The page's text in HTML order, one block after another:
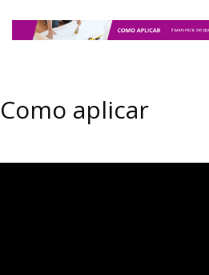
Como aplicar